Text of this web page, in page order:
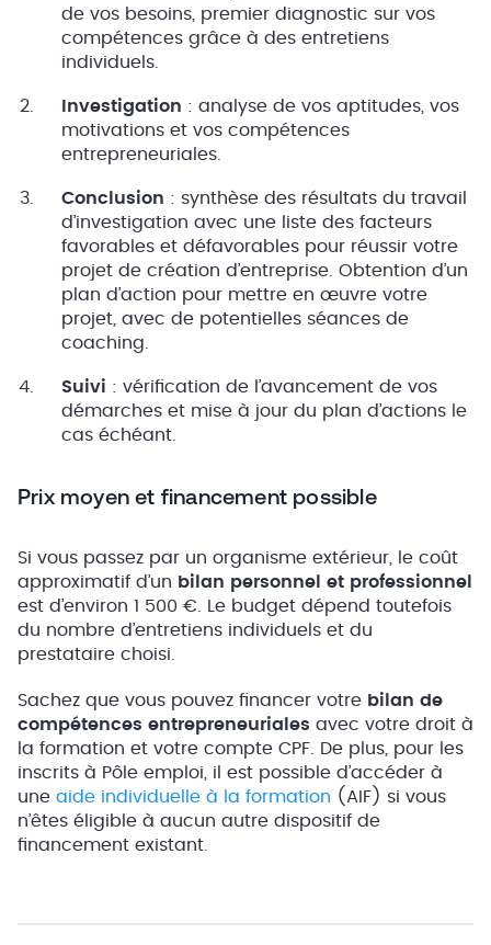
de vos besoins, premier diagnostic sur vos
compétences grâce à des entretiens
individuels.
Investigation : analyse de vos aptitudes, vos
motivations et vos compétences
entrepreneuriales.
Conclusion : synthèse des résultats du travail
d’investigation avec une liste des facteurs
favorables et défavorables pour réussir votre
projet de création d’entreprise. Obtention d’un
plan d’action pour mettre en œuvre votre
projet, avec de potentielles séances de
coaching.
Suivi : vérification de l’avancement de vos
démarches et mise à jour du plan d’actions le
cas échéant.
Prix moyen et financement possible
Si vous passez par un organisme extérieur, le coût
approximatif d’un bilan personnel et professionnel
est d’environ 1 500 €. Le budget dépend toutefois
du nombre d’entretiens individuels et du
prestataire choisi.
Sachez que vous pouvez financer votre bilan de
compétences entrepreneuriales avec votre droit à
la formation et votre compte CPF. De plus, pour les
inscrits à Pôle emploi, il est possible d’accéder à
une aide individuelle à la formation (AIF) si vous
n’êtes éligible à aucun autre dispositif de
financement existant.